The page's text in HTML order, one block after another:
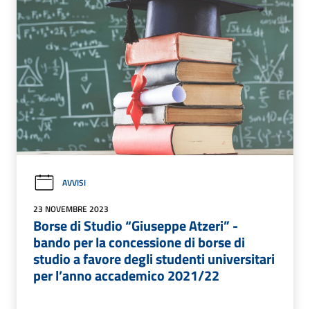
AVVISI
23 NOVEMBRE 2023
Borse di Studio “Giuseppe Atzeri” -
bando per la concessione di borse di
studio a favore degli studenti universitari
per l’anno accademico 2021/22